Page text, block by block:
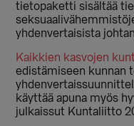
tietopaketti sisältää
yhdenvertaisista
Kaikkien kasvojen
edistämiseen kunnan
käyttää apuna myös
julkaissut Kuntaliitto